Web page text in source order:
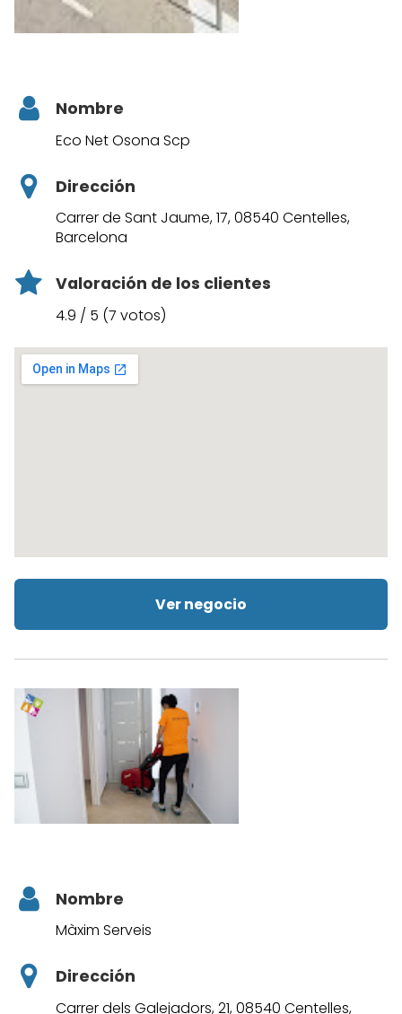
Nombre
Eco Net Osona Scp
Dirección
Carrer de Sant Jaume, 17, 08540 Centelles,
Barcelona
Valoración de los clientes
4.9 / 5 (7 votos)
Ver negocio
Nombre
Màxim Serveis
Dirección
Carrer dels Galejadors, 21, 08540 Centelles,